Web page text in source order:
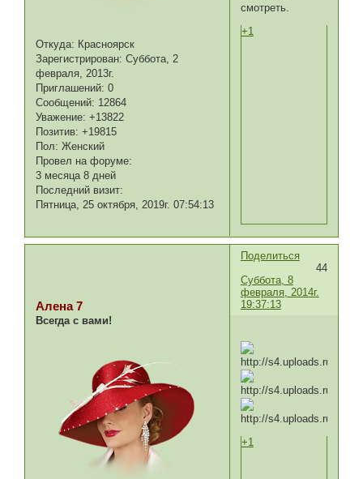
Откуда: Красноярск
Зарегистрирован: Суббота, 2
февраля, 2013г.
Приглашений: 0
Сообщений: 12864
Уважение: +13822
Позитив: +19815
Пол: Женский
Провел на форуме:
3 месяца 8 дней
Последний визит:
Пятница, 25 октября, 2019г. 07:54:13
смотреть.
+1
Поделиться
44
Суббота, 8
февраля, 2014г.
19:37:13
Алена 7
Всегда с вами!
+1